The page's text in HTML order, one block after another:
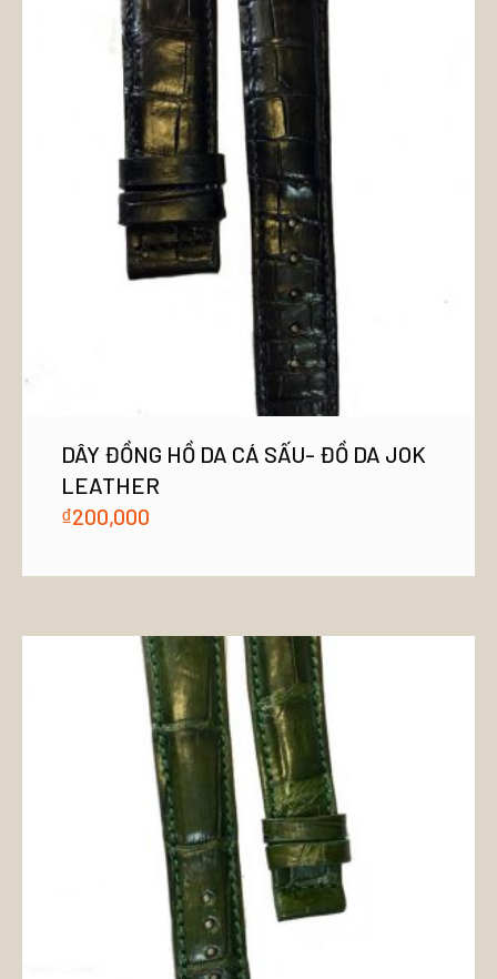
DÂY ĐỒNG HỒ DA CÁ SẤU- ĐỒ DA JOK
LEATHER
₫200,000